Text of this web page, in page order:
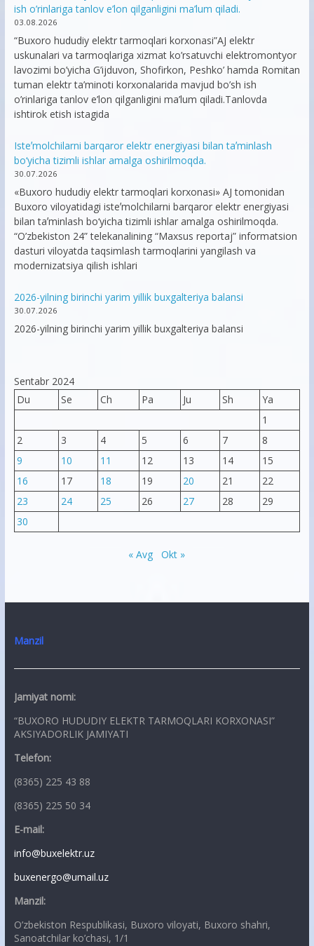
ish o’rinlariga tanlov e’lon qilganligini ma’lum qiladi.
03.08.2026
“Buxoro hududiy elektr tarmoqlari korxonasi”AJ elektr
uskunalari va tarmoqlariga xizmat ko’rsatuvchi elektromontyor
lavozimi bo’yicha G’ijduvon, Shofirkon, Peshko’ hamda Romitan
tuman elektr ta’minoti korxonalarida mavjud bo’sh ish
o’rinlariga tanlov e’lon qilganligini ma’lum qiladi.Tanlovda
ishtirok etish istagida
Isteʼmolchilarni barqaror elektr energiyasi bilan taʼminlash
bo‘yicha tizimli ishlar amalga oshirilmoqda.
30.07.2026
«Buxoro hududiy elektr tarmoqlari korxonasi» AJ tomonidan
Buxoro viloyatidagi isteʼmolchilarni barqaror elektr energiyasi
bilan taʼminlash bo‘yicha tizimli ishlar amalga oshirilmoqda.
“O’zbekiston 24” telekanalining “Maxsus reportaj” informatsion
dasturi viloyatda taqsimlash tarmoqlarini yangilash va
modernizatsiya qilish ishlari
2026-yilning birinchi yarim yillik buxgalteriya balansi
30.07.2026
2026-yilning birinchi yarim yillik buxgalteriya balansi
Sentabr 2024
Du
Se Ch Pa Ju Sh
Ya
1
2
3 4 5 6 7
8
9
10 11 12 13 14
15
16
17 18 19 20 21
22
23
24 25 26 27 28
29
30
« Avg Okt »
Manzil
Jamiyat nomi:
“BUXORO HUDUDIY ELEKTR TARMOQLARI KORXONASI”
AKSIYADORLIK JAMIYATI
Telefon:
(8365) 225 43 88
(8365) 225 50 34
E-mail:
info@buxelektr.uz
buxenergo@umail.uz
Manzil:
O’zbekiston Respublikasi, Buxoro viloyati, Buxoro shahri,
Sanoatchilar ko’chasi, 1/1